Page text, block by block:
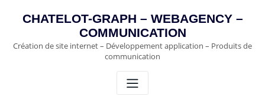
CHATELOT-GRAPH – WEBAGENCY –
COMMUNICATION
Création de site internet – Développement application – Produits de
communication